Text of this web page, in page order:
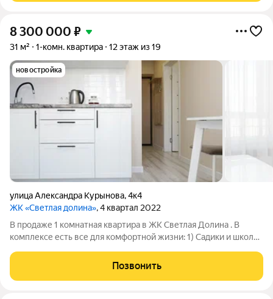
8 300 000 ₽
31 м² 1-комн. квартира 12 этаж из 19
новостройка
улица Александра Курынова,4к4
ЖК «Светлая долина», 4 квартал 2022
В продаже 1 комнатная квартира в ЖК Светлая Долина . В
комплексе есть все для комфортной жизни: 1) Садики и школы
прогулок вдоль реки Нокса 4) Красивые и комфортные детские
площадки 5)За
Позвонить